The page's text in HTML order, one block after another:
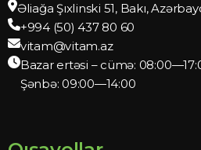
Əliağa Şıxlinski 51, Bakı,
+994 (50) 437 80 60
vitam@vitam.az
Bazar ertəsi – cümə:
Şənbə: 09:00—14:00